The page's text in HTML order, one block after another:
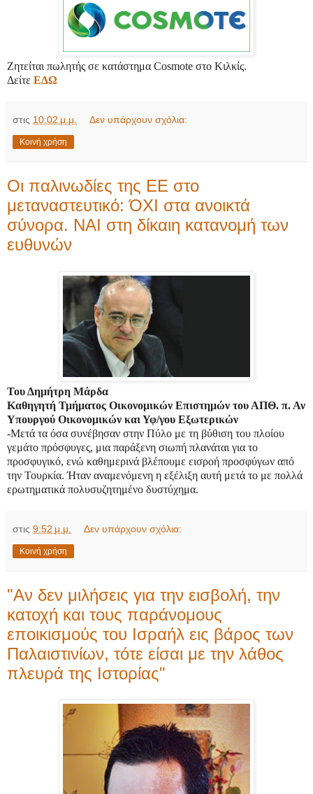
Ζητείται πωλητής σε κατάστημα Cosmote στο Κιλκίς.
Δείτε ΕΔΩ
στις 10:02 μ.μ. Δεν υπάρχουν σχόλια:
Κοινή χρήση
Οι παλινωδίες της ΕΕ στο
μεταναστευτικό: ΌXI στα ανοικτά
σύνορα. ΝΑΙ στη δίκαιη κατανομή των
ευθυνών
Του Δημήτρη Μάρδα
Καθηγητή Τμήματος Οικονομικών Επιστημών του ΑΠΘ. π. Αν
Υπουργού Οικονομικών και Υφ/γου Εξωτερικών
-Μετά τα όσα συνέβησαν στην Πύλο με τη βύθιση του πλοίου
γεμάτο πρόσφυγες, μια παράξενη σιωπή πλανάται για το
προσφυγικό, ενώ καθημερινά βλέπουμε εισροή προσφύγων από
την Τουρκία. Ήταν αναμενόμενη η εξέλιξη αυτή μετά το με πολλά
ερωτηματικά πολυσυζητημένο δυστύχημα.
στις 9:52 μ.μ. Δεν υπάρχουν σχόλια:
Κοινή χρήση
"Αν δεν μιλήσεις για την εισβολή, την
κατοχή και τους παράνομους
εποικισμούς του Ισραήλ εις βάρος των
Παλαιστινίων, τότε είσαι με την λάθος
πλευρά της Ιστορίας"